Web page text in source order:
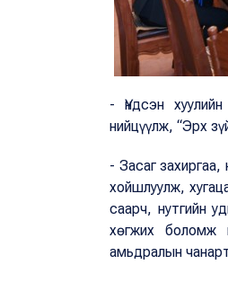
- Үндсэн
нийцүүлж, “Эрх
- Засаг захиргаа,
хойшлуулж,
саарч, нутгийн
хөгжих боломж
амьдралын